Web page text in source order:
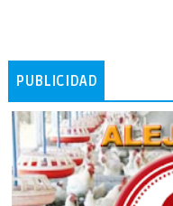
PUBLICIDAD